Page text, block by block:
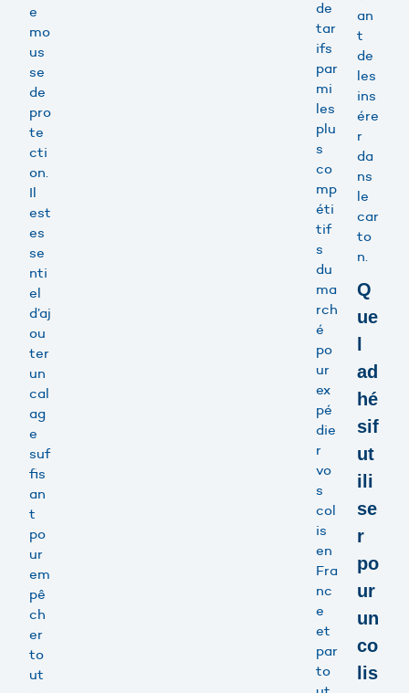
e
mo
us
se
de
pro
te
cti
on.
Il
est
es
se
nti
el
d’aj
ou
ter
un
cal
ag
e
suf
fis
an
t
po
ur
em
pê
ch
er
to
ut
de
tar
ifs
par
mi
les
plu
s
co
mp
éti
tif
s
du
ma
rch
é
po
ur
ex
pé
die
r
vo
s
col
is
en
Fra
nc
e
et
par
to
an
t
de
les
ins
ére
r
da
ns
le
car
to
n.
Q
ue
ad
hé
sif
ut
ili
se
r
po
ur
un
co
lis